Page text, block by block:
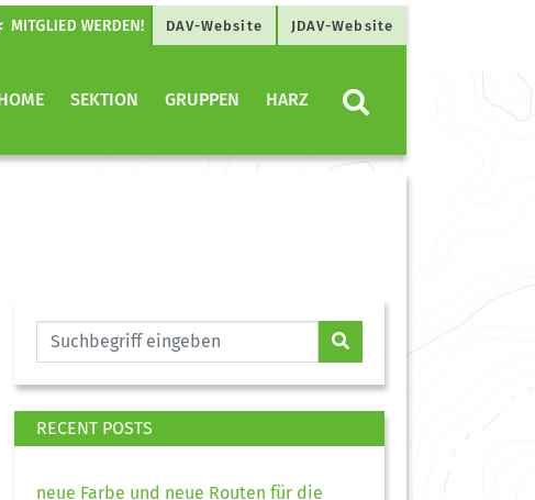
DAV-Website JDAV-Website
SEKTION GRUPPEN HARZ
RECENT POSTS
neue Farbe und neue Routen für die